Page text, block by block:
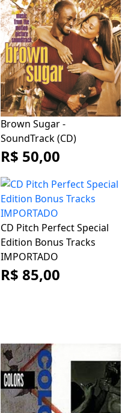
Brown Sugar -
SoundTrack (CD)
R$ 50,00
CD Pitch Perfect Special
Edition Bonus Tracks
IMPORTADO
R$ 85,00